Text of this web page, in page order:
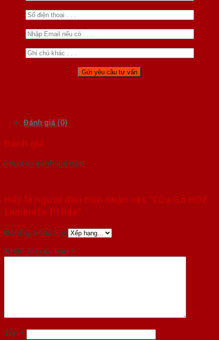
Đánh giá (0)
Đánh giá
Chưa có đánh giá nào.
Hãy là người đầu tiên nhận xét “Cửa Gỗ HDF
Laminate P1R4a”
Đánh giá của bạn
Nhận xét của bạn *
Tên *